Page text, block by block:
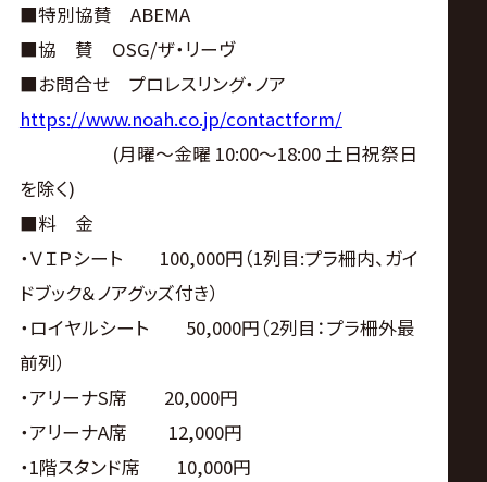
■特別協賛 ABEMA
■協 賛 OSG/ザ・リーヴ
■お問合せ プロレスリング・ノア
https://www.noah.co.jp/contactform/
(月曜〜金曜 10:00〜18:00 土日祝祭日
を除く)
■料 金
・ＶＩＰシート 100,000円（1列目:プラ柵内、ガイ
ドブック＆ノアグッズ付き）
・ロイヤルシート 50,000円（2列目：プラ柵外最
前列）
・アリーナS席 20,000円
・アリーナA席 12,000円
・1階スタンド席 10,000円